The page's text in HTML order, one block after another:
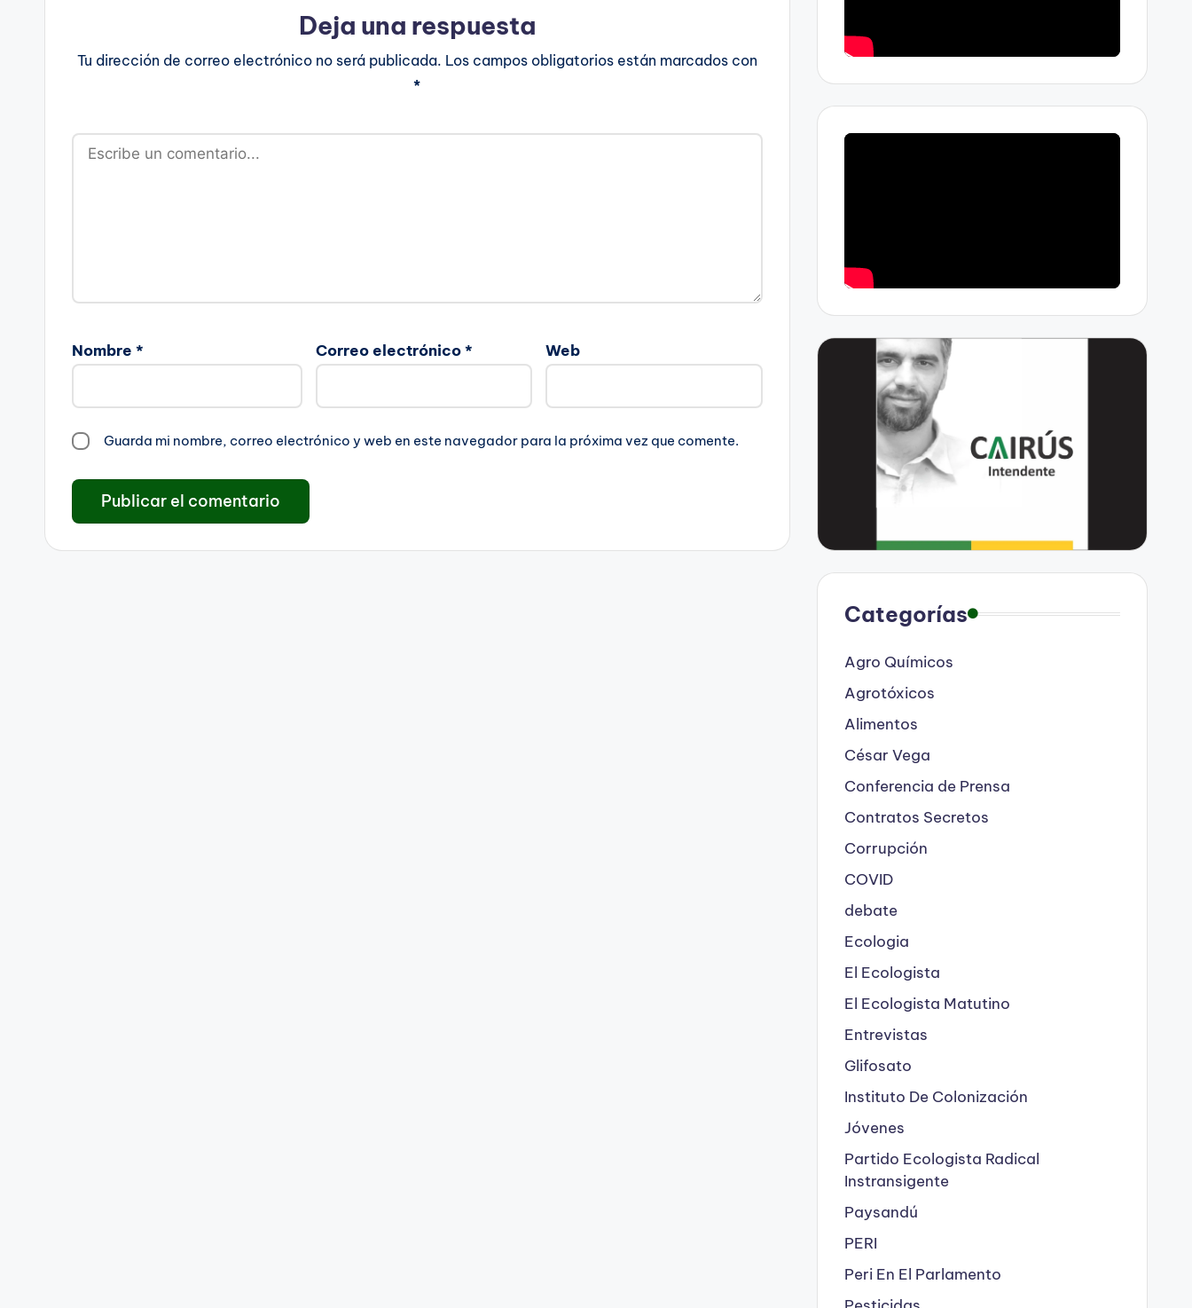
Deja una respuesta
Tu dirección de correo electrónico no será publicada. Los campos obligatorios están marcados con
*
Nombre * Correo electrónico * Web
Guarda mi nombre, correo electrónico y web en este navegador para la próxima vez que comente.
Categorías
Agro Químicos
Agrotóxicos
Alimentos
César Vega
Conferencia de Prensa
Contratos Secretos
Corrupción
COVID
debate
Ecologia
El Ecologista
El Ecologista Matutino
Entrevistas
Glifosato
Instituto De Colonización
Jóvenes
Partido Ecologista Radical
Instransigente
Paysandú
PERI
Peri En El Parlamento